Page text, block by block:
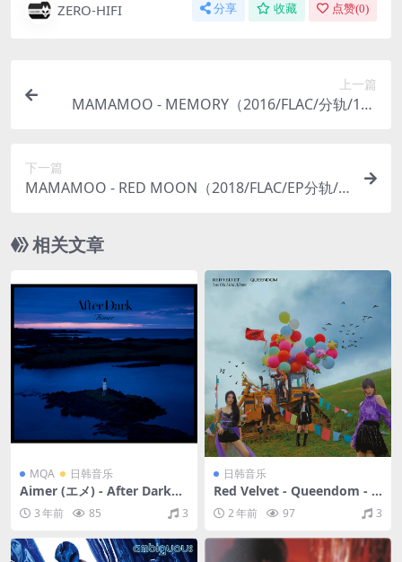
ZERO-HIFI 分享 收藏 点赞(0)
上一篇
MAMAMOO - MEMORY（2016/FLAC/分轨/199
下一篇
MAMAMOO - RED MOON（2018/FLAC/EP分轨/1
相关文章
MQA 日韩音乐
Aimer (エメ) - After Dark
（2013/FLAC/分轨/373M）
(MQA/16bit/44.1kHz)
3 年前 85 3
日韩音乐
Red Velvet - Queendom - T
he 6th Mini Album（2021/F
LAC/EP分轨/145M）
2 年前 97 3